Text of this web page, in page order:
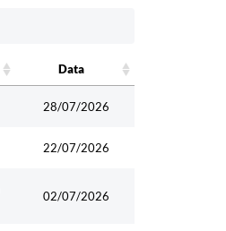
Data
28/07/2026
22/07/2026
02/07/2026